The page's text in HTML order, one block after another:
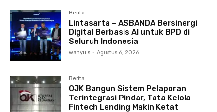
Berita
Lintasarta – ASBANDA Bersinergi
Digital Berbasis AI untuk BPD di
Seluruh Indonesia
wahyu s - Agustus 6, 2026
Berita
OJK Bangun Sistem Pelaporan
Terintegrasi Pindar, Tata Kelola
Fintech Lending Makin Ketat